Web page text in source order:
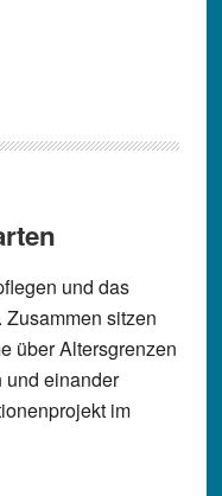
und das
sitzen
über Altersgrenzen
und einander
im